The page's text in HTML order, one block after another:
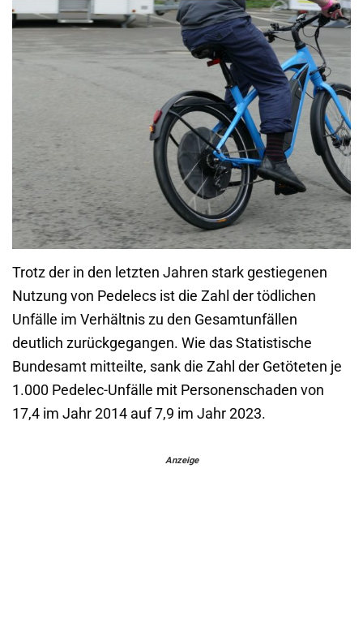
Trotz der in den letzten Jahren stark gestiegenen
Nutzung von Pedelecs ist die Zahl der tödlichen
Unfälle im Verhältnis zu den Gesamtunfällen
deutlich zurückgegangen. Wie das Statistische
Bundesamt mitteilte, sank die Zahl der Getöteten je
1.000 Pedelec-Unfälle mit Personenschaden von
17,4 im Jahr 2014 auf 7,9 im Jahr 2023.
Anzeige